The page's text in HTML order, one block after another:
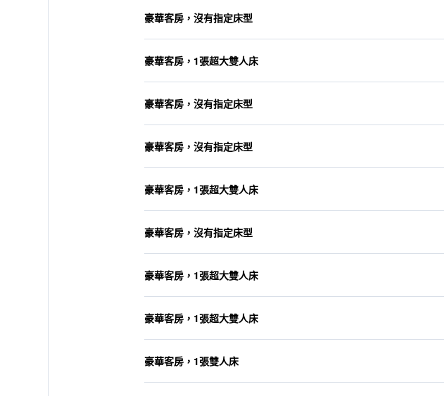
豪華客房，沒有指定床型
豪華客房，1張超大雙人床
豪華客房，沒有指定床型
豪華客房，沒有指定床型
豪華客房，1張超大雙人床
豪華客房，沒有指定床型
豪華客房，1張超大雙人床
豪華客房，1張超大雙人床
豪華客房，1張雙人床